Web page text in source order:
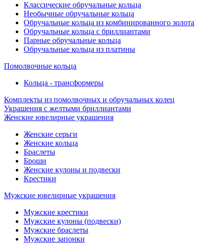
Классические обручальные кольца
Необычные обручальные кольца
Обручальные кольца из комбинированного золота
Обручальные кольца с бриллиантами
Парные обручальные кольца
Обручальные кольца из платины
Помолвочные кольца
Кольца - трансформеры
Комплекты из помолвочных и обручальных колец
Украшения с желтыми бриллиантами
Женские ювелирные украшения
Женские серьги
Женские кольца
Браслеты
Броши
Женские кулоны и подвески
Крестики
Мужские ювелирные украшения
Мужские крестики
Мужские кулоны (подвески)
Мужские браслеты
Мужские запонки